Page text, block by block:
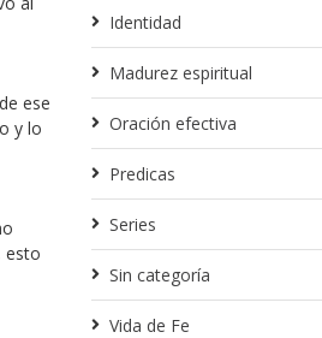
ese
y lo
esto
Identidad
Madurez espiritual
Oración efectiva
Predicas
Series
Sin categoría
Vida de Fe